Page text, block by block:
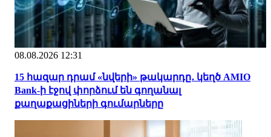
08.08.2026 12:31
15 հազար դրամ «նվերի» թակարդը․ կեղծ AMIO
Bank-ի էջով փորձում են գողանալ
քաղաքացիների գումարները